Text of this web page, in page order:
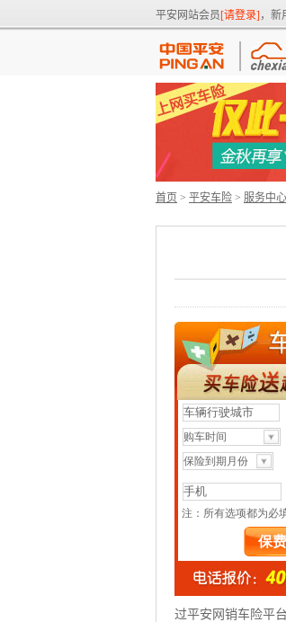
平安网站会员[请登录] ，新
首页 > 平安车险 > 服务中心
过平安网销车险平